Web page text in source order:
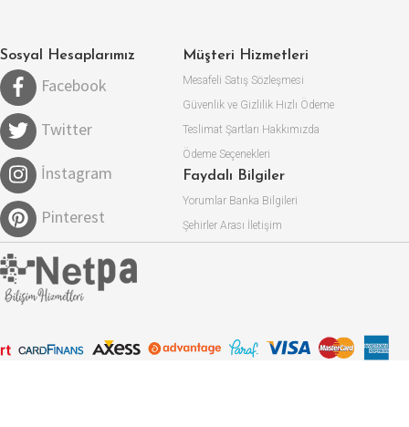
Sosyal Hesaplarımız
Facebook
Twitter
İnstagram
Pinterest
Müşteri Hizmetleri
Mesafeli Satış Sözleşmesi
Güvenlik ve Gizlilik Hızlı Ödeme
Teslimat Şartları Hakkımızda
Ödeme Seçenekleri
Faydalı Bilgiler
Yorumlar Banka Bilgileri
Şehirler Arası İletişim